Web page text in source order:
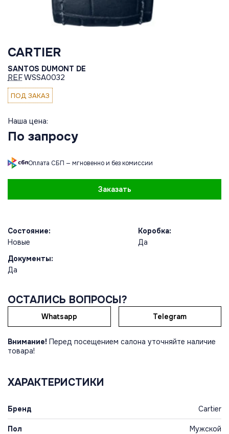
CARTIER
SANTOS DUMONT DE
REFWSSA0032
ПОД ЗАКАЗ
Наша цена:
По запросу
Оплата СБП — мгновенно и без комиссии
Заказать
Состояние:
Новые
Коробка:
Да
Документы:
Да
ОСТАЛИСЬ ВОПРОСЫ?
Whatsapp Telegram
Внимание! Перед посещением салона уточняйте наличие
товара!
ХАРАКТЕРИСТИКИ
Бренд Cartier
Пол Мужской